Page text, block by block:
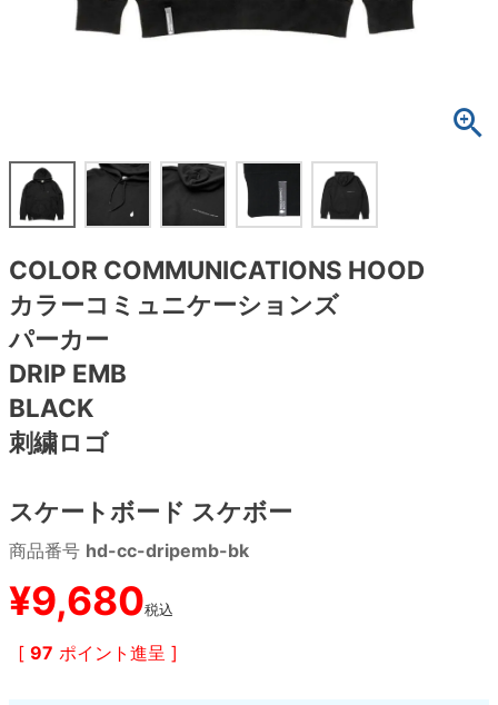
COLOR COMMUNICATIONS HOOD
カラーコミュニケーションズ
パーカー
DRIP EMB
BLACK
刺繍ロゴ
スケートボード スケボー
商品番号 hd-cc-dripemb-bk
¥9,680税込
[ 97 ポイント進呈 ]
8.4inch
8.5inch
8.6inch
8.7inch
8.8inch
9.0inch以上
シェイプデッキ
高性能デッキ
8.5inch
8.6inch
8.7inch
8.8inch
8.9inch
64mm
65mm
70mm
72mm
75mm
ソフトウィール（クルーザー）
練習用アイテム（初心者におすすめ）
スケートケース・バッグ
メディア（雑誌・DVD・CD）
27.5cm
28cm
28.5cm
29cm
29.5cm
キャップ
ソックス
アンダーウエア
サイズの測り方